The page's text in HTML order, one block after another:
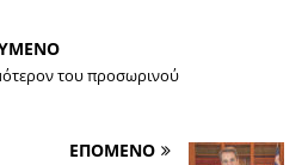
του προσωρινού
ΕΠΟΜΕΝΟ